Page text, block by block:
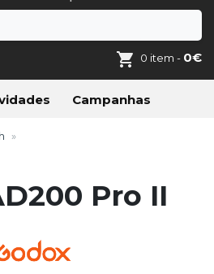
0 item - 0€
Campanhas
Pro II